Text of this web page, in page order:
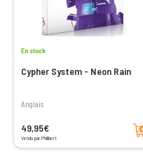
En stock
Cypher System - Neon Rain
Anglais
49,95€
Vendu par Philibert
Ajouter